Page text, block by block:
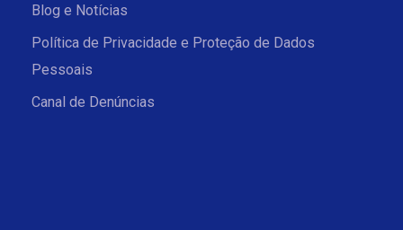
Blog e Notícias
Política de Privacidade e Proteção de Dados
Pessoais
Canal de Denúncias